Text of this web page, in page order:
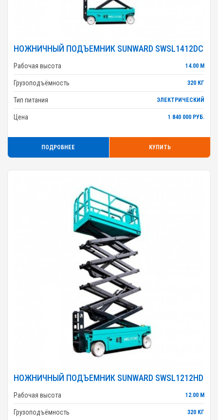
НОЖНИЧНЫЙ ПОДЪЕМНИК SUNWARD SWSL1412DC
Рабочая высота 14.00 М
Грузоподъёмность 320 КГ
Тип питания ЭЛЕКТРИЧЕСКИЙ
Цена 1 840 000 РУБ.
ПОДРОБНЕЕ КУПИТЬ
НОЖНИЧНЫЙ ПОДЪЕМНИК SUNWARD SWSL1212HD
Рабочая высота 12.00 М
Грузоподъёмность 320 КГ